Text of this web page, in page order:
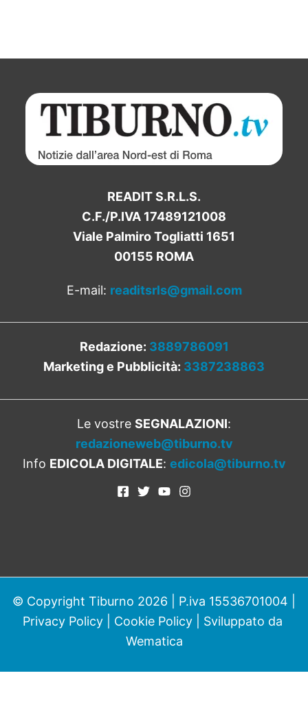
READIT S.R.L.S.
C.F./P.IVA 17489121008
Viale Palmiro Togliatti 1651
00155 ROMA
E-mail: readitsrls@gmail.com
Redazione: 3889786091
Marketing e Pubblicità: 3387238863
Le vostre SEGNALAZIONI:
redazioneweb@tiburno.tv
Info EDICOLA DIGITALE: edicola@tiburno.tv
© Copyright Tiburno 2026 | P.iva 15536701004 |
Privacy Policy| Cookie Policy| Sviluppato da
Wematica